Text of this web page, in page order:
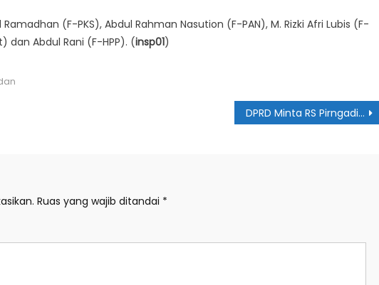
(F-PKS), Abdul Rahman Nasution (F-PAN), M. Rizki Afri Lubis (F-
dan Abdul Rani (F-HPP). (insp01)
DPRD Minta RS Pirngadi Perbaiki Pelayanan
Ruas yang wajib ditandai *